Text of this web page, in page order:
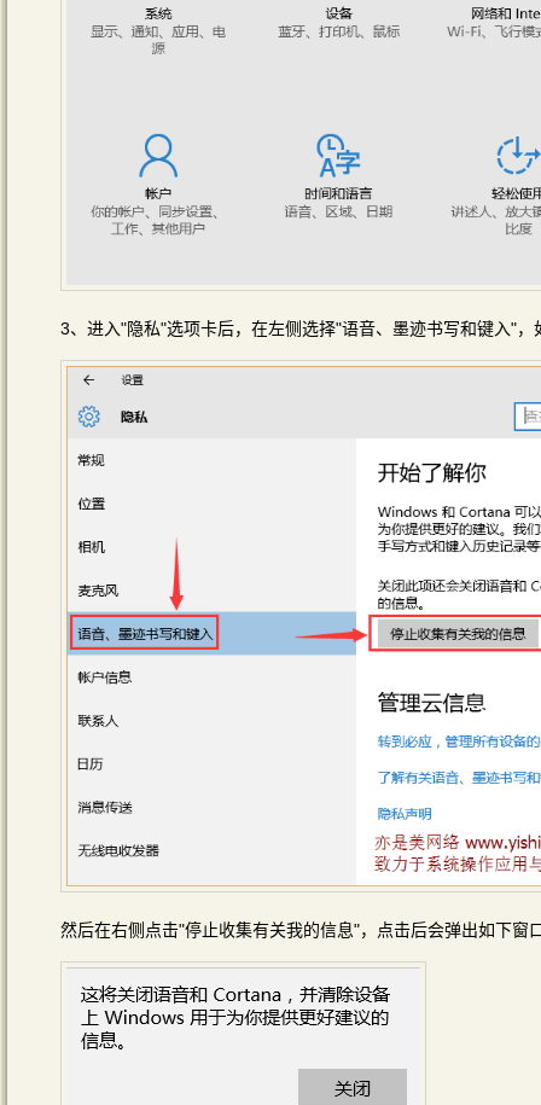
3、进入"隐私"选项卡后，在左侧选择"语音、墨迹书写和键入"
然后在右侧点击"停止收集有关我的信息"，点击后会弹出如下窗